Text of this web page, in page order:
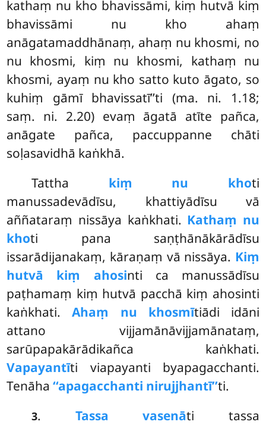
kathaṃ nu kho bhavissāmi, kiṃ hutvā kiṃ
bhavissāmi nu kho ahaṃ
anāgatamaddhānaṃ, ahaṃ nu khosmi, no
nu khosmi, kiṃ nu khosmi, kathaṃ nu
khosmi, ayaṃ nu kho satto kuto āgato, so
kuhiṃ gāmī bhavissatī’’ti (ma. ni. 1.18;
saṃ. ni. 2.20) evaṃ āgatā atīte pañca,
anāgate pañca, paccuppanne chāti
soḷasavidhā kaṅkhā.
Tattha kiṃ nu khoti
manussadevādīsu, khattiyādīsu vā
aññataraṃ nissāya kaṅkhati. Kathaṃ nu
khoti pana saṇṭhānākārādīsu
issarādijanakaṃ, kāraṇaṃ vā nissāya. Kiṃ
hutvā kiṃ ahosinti ca manussādīsu
paṭhamaṃ kiṃ hutvā pacchā kiṃ ahosinti
kaṅkhati.Ahaṃ nu khosmītiādi idāni
attano vijjamānāvijjamānataṃ,
sarūpapakārādikañca kaṅkhati.
Vapayantīti viapayanti byapagacchanti.
Tenāha‘‘apagacchanti nirujjhantī’’ti.
3. Tassa vasenāti tassa